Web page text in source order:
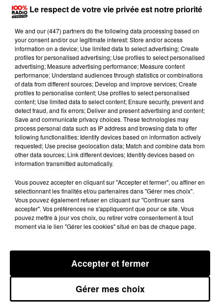
Laurent n’imite pas Brel, il lui
redonne vie sur scène. « Un
spectacle qui vous transportera
hors du temps… » — Le Parisien
(France)
Le respect de votre vie privée est notre priorité
We and our (447) partnersdo the following data processing based on
your consent and/or our legitimate interest: Store and/or access
information on a device; Use limited data to select advertising; Create
profiles for personalised advertising; Use profiles to select personalised
advertising; Measure advertising performance; Measure content
performance; Understand audiences through statistics or combinations
of data from different sources; Develop and improve services; Create
profiles to personalise content; Use profiles to select personalised
content; Use limited data to select content; Ensure security, prevent and
detect fraud, and fix errors; Deliver and present advertising and content;
Save and communicate privacy choices. These technologies may
process personal data such as IP address and browsing data to offer
following functionalities: Identify devices based on information actively
requested; Use precise geolocation data; Match and combine data from
other data sources; Link different devices; Identify devices based on
information transmitted automatically.
Vous pouvez accepter en cliquant sur "Accepter et fermer", ou affiner en
sélectionnant les finalités et/ou partenaires dans "Gérer mes choix".
Vous pouvez également refuser en cliquant sur "Continuer sans
accepter". Vos préférences ne s'appliqueront que pour ce site. Vous
pouvez mettre à jour vos choix, ou retirer votre consentement à tout
moment via le lien "Gérer les cookies" situé en bas de chaque page.
Gérer mes choix
Accepter et fermer